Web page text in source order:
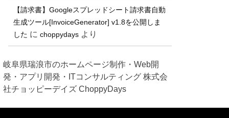
【請求書】Googleスプレッドシート請求書自動
生成ツール[InvoiceGenerator] v1.8を公開しま
した に choppydays より
岐阜県瑞浪市のホームページ制作・Web開
発・アプリ開発・ITコンサルティング 株式会
社チョッピーデイズ ChoppyDays